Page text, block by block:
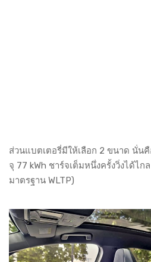
ส่วนแบตเตอรี่มีให้เลือก 2 ขนาด นั่น
จุ 77 kWh ชาร์จเต็มหนึ่งครั้งวิ่งได้ไ
มาตรฐาน WLTP)